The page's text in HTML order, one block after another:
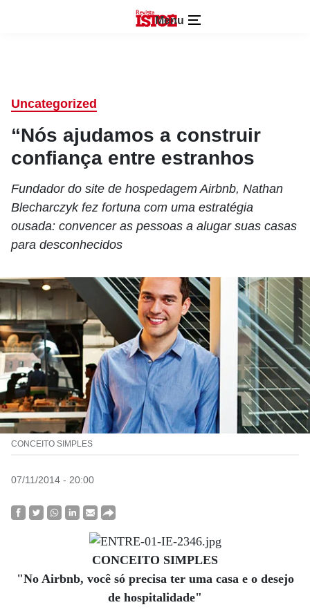
Menu
Uncategorized
“Nós ajudamos a construir
confiança entre estranhos
Fundador do site de hospedagem Airbnb, Nathan
Blecharczyk fez fortuna com uma estratégia
ousada: convencer as pessoas a alugar suas casas
para desconhecidos
CONCEITO SIMPLES
07/11/2014 - 20:00
CONCEITO SIMPLES
"No Airbnb, você só precisa ter uma casa e o desejo
de hospitalidade"